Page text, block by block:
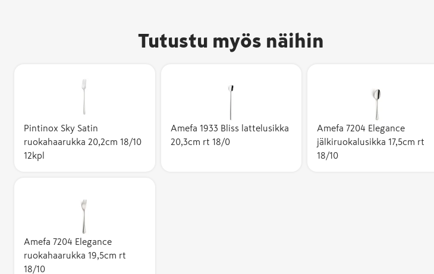
Tutustu myös näihin
Pintinox Sky Satin
ruokahaarukka 20,2cm 18/10
12kpl
Amefa 1933 Bliss lattelusikka
20,3cm rt 18/0
Amefa 7204 Elegance
jälkiruokalusikka 17,5cm rt
18/10
Amefa 7204 Elegance
ruokahaarukka 19,5cm rt
18/10